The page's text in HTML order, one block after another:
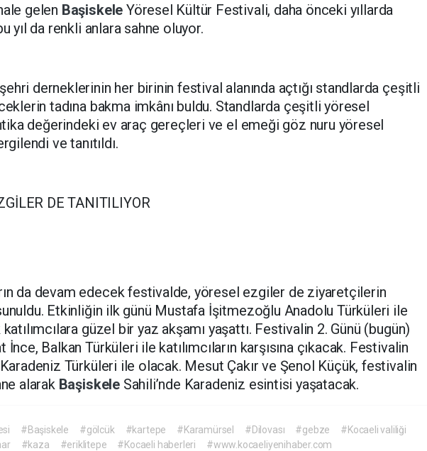
gelen Başiskele Yöresel Kültür Festivali, daha önceki yıllarda
yıl da renkli anlara sahne oluyor.
derneklerinin her birinin festival alanında açtığı standlarda çeşitli
tadına bakma imkânı buldu. Standlarda çeşitli yöresel
değerindeki ev araç gereçleri ve el emeği göz nuru yöresel
ve tanıtıldı.
DE TANITILIYOR
da devam edecek festivalde, yöresel ezgiler de ziyaretçilerin
Etkinliğin ilk günü Mustafa İşitmezoğlu Anadolu Türküleri ile
güzel bir yaz akşamı yaşattı. Festivalin 2. Günü (bugün)
İnce, Balkan Türküleri ile katılımcıların karşısına çıkacak. Festivalin
Karadeniz Türküleri ile olacak. Mesut Çakır ve Şenol Küçük, festivalin
alarak Başiskele Sahili’nde Karadeniz esintisi yaşatacak.
#Başiskele #gölcük #kartepe #Karamürsel #Dilovası #gebze
#Kocaeli valiliği
#kaza #eriklitepe #Kocaeli haberleri
#www.kocaeliyenihaber.com